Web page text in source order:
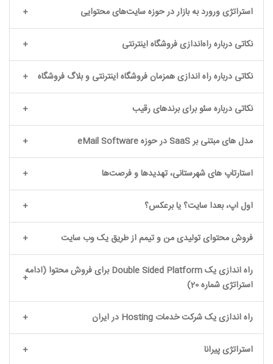
استراتژی ورورد به بازار در حوزه سایت‌های محتوایی
نکاتی درباره راه‌اندازی فروشگاه اینترنتی
نکاتی درباره راه اندازی همزمان فروشگاه اینترنتی و بلاگ فروشگاه
نکاتی درباره سئو برای برندهای رقیب
مدل های مبتنی بر SaaS در حوزه eMail Software
استارتاپ های شهرستانی، تهدیدها و فرصت‌ها
اول اپ، بعدا سایت؟ یا برعکس؟
فروش محتوای تولیدی من و تیمم از طریق یک وب سایت
راه اندازی یک Double Sided Platform برای فروش محتوا (ادامه
استراتژی شماره 20)
راه اندازی یک شرکت خدمات Hosting در ایران
استراتژی پیرانا